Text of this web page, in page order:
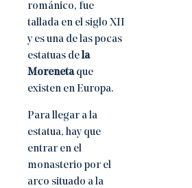
románico, fue
tallada en el siglo XII
y es una de las pocas
estatuas dela
Morenetaque
existen en Europa.
Para llegar a la
estatua, hay que
entrar en el
monasterio por el
arco situado a la